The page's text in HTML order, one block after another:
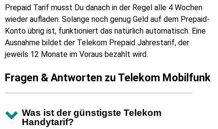
Prepaid Tarif musst Du danach in der Regel alle 4 Wochen
wieder aufladen. Solange noch genug Geld auf dem Prepaid-
Konto übrig ist, funktioniert das natürlich automatisch. Eine
Ausnahme bildet der Telekom Prepaid Jahrestarif, der
jeweils 12 Monate im Voraus bezahlt wird.
Fragen & Antworten zu Telekom Mobilfunk
Was ist der günstigste Telekom
Handytarif?